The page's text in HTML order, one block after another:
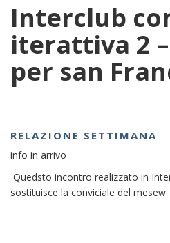
Interclub
iterattiva 2
per san
RELAZIONE SETTIMANA
info in arrivo
Quedsto incontro realizzato in
sostituisce la conviciale del mesew